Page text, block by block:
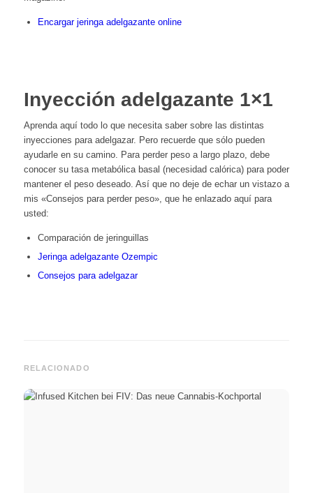
Encargar jeringa adelgazante online
Inyección adelgazante 1×1
Aprenda aquí todo lo que necesita saber sobre las distintas
inyecciones para adelgazar. Pero recuerde que sólo pueden
ayudarle en su camino. Para perder peso a largo plazo, debe
conocer su tasa metabólica basal (necesidad calórica) para poder
mantener el peso deseado. Así que no deje de echar un vistazo a
mis «Consejos para perder peso», que he enlazado aquí para
usted:
Comparación de jeringuillas
Jeringa adelgazante Ozempic
Consejos para adelgazar
RELACIONADO